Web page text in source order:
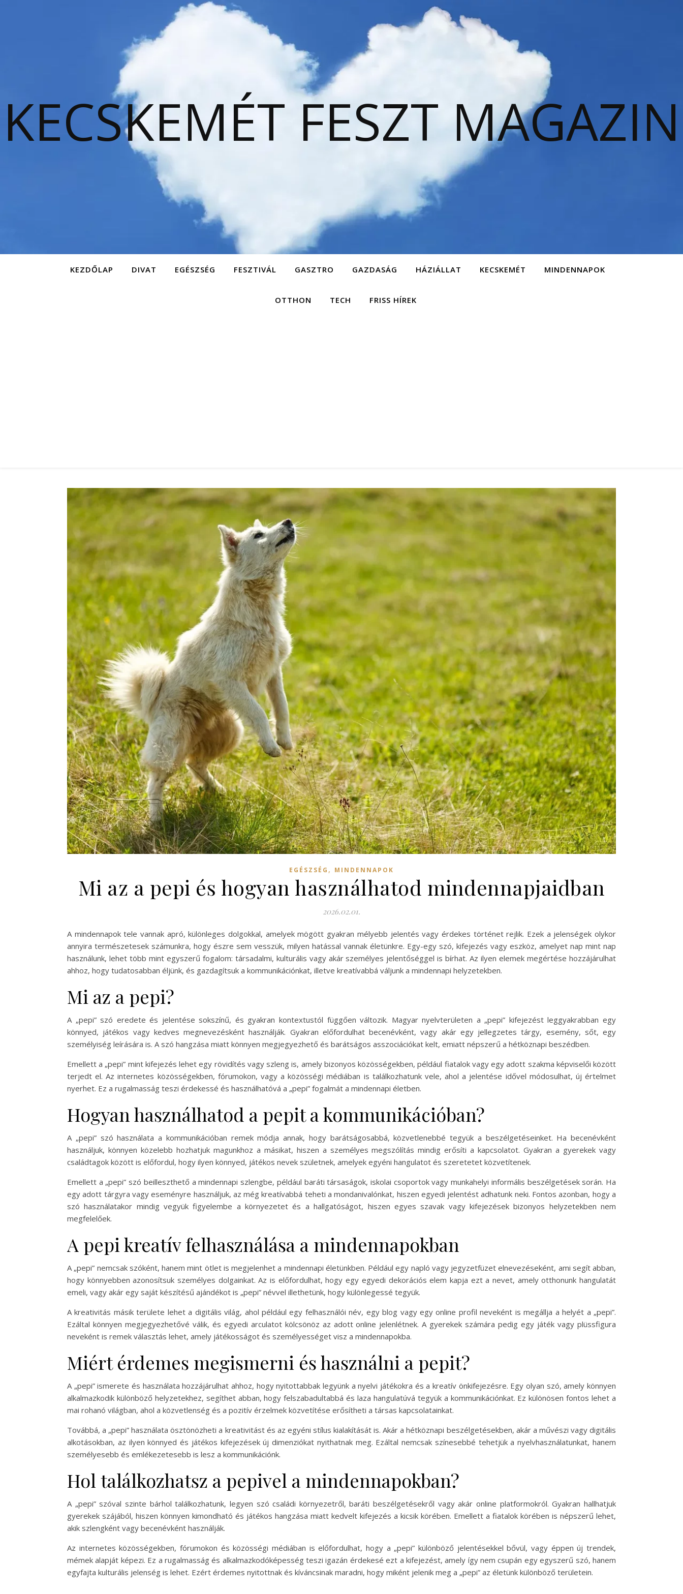
KECSKEMÉT FESZT MAGAZIN
KEZDŐLAP DIVAT EGÉSZSÉG FESZTIVÁL GASZTRO GAZDASÁG HÁZIÁLLAT KECSKEMÉT MINDENNAPOK
OTTHON TECH FRISS HÍREK
EGÉSZSÉG , MINDENNAPOK
Mi az a pepi és hogyan használhatod mindennapjaidban
2026.02.01.
A mindennapok tele vannak apró, különleges dolgokkal, amelyek mögött gyakran mélyebb jelentés vagy érdekes történet rejlik. Ezek a jelenségek olykor
annyira természetesek számunkra, hogy észre sem vesszük, milyen hatással vannak életünkre. Egy-egy szó, kifejezés vagy eszköz, amelyet nap mint nap
használunk, lehet több mint egyszerű fogalom: társadalmi, kulturális vagy akár személyes jelentőséggel is bírhat. Az ilyen elemek megértése hozzájárulhat
ahhoz, hogy tudatosabban éljünk, és gazdagítsuk a kommunikációnkat, illetve kreatívabbá váljunk a mindennapi helyzetekben.
Mi az a pepi?
A „pepi” szó eredete és jelentése sokszínű, és gyakran kontextustól függően változik. Magyar nyelvterületen a „pepi” kifejezést leggyakrabban egy
könnyed, játékos vagy kedves megnevezésként használják. Gyakran előfordulhat becenévként, vagy akár egy jellegzetes tárgy, esemény, sőt, egy
személyiség leírására is. A szó hangzása miatt könnyen megjegyezhető és barátságos asszociációkat kelt, emiatt népszerű a hétköznapi beszédben.
Emellett a „pepi” mint kifejezés lehet egy rövidítés vagy szleng is, amely bizonyos közösségekben, például fiatalok vagy egy adott szakma képviselői között
terjedt el. Az internetes közösségekben, fórumokon, vagy a közösségi médiában is találkozhatunk vele, ahol a jelentése idővel módosulhat, új értelmet
nyerhet. Ez a rugalmasság teszi érdekessé és használhatóvá a „pepi” fogalmát a mindennapi életben.
Hogyan használhatod a pepit a kommunikációban?
A „pepi” szó használata a kommunikációban remek módja annak, hogy barátságosabbá, közvetlenebbé tegyük a beszélgetéseinket. Ha becenévként
használjuk, könnyen közelebb hozhatjuk magunkhoz a másikat, hiszen a személyes megszólítás mindig erősíti a kapcsolatot. Gyakran a gyerekek vagy
családtagok között is előfordul, hogy ilyen könnyed, játékos nevek születnek, amelyek egyéni hangulatot és szeretetet közvetítenek.
Emellett a „pepi” szó beilleszthető a mindennapi szlengbe, például baráti társaságok, iskolai csoportok vagy munkahelyi informális beszélgetések során. Ha
egy adott tárgyra vagy eseményre használjuk, az még kreatívabbá teheti a mondanivalónkat, hiszen egyedi jelentést adhatunk neki. Fontos azonban, hogy a
szó használatakor mindig vegyük figyelembe a környezetet és a hallgatóságot, hiszen egyes szavak vagy kifejezések bizonyos helyzetekben nem
megfelelőek.
A pepi kreatív felhasználása a mindennapokban
A „pepi” nemcsak szóként, hanem mint ötlet is megjelenhet a mindennapi életünkben. Például egy napló vagy jegyzetfüzet elnevezéseként, ami segít abban,
hogy könnyebben azonosítsuk személyes dolgainkat. Az is előfordulhat, hogy egy egyedi dekorációs elem kapja ezt a nevet, amely otthonunk hangulatát
emeli, vagy akár egy saját készítésű ajándékot is „pepi” névvel illethetünk, hogy különlegessé tegyük.
A kreativitás másik területe lehet a digitális világ, ahol például egy felhasználói név, egy blog vagy egy online profil neveként is megállja a helyét a „pepi”.
Ezáltal könnyen megjegyezhetővé válik, és egyedi arculatot kölcsönöz az adott online jelenlétnek. A gyerekek számára pedig egy játék vagy plüssfigura
neveként is remek választás lehet, amely játékosságot és személyességet visz a mindennapokba.
Miért érdemes megismerni és használni a pepit?
A „pepi” ismerete és használata hozzájárulhat ahhoz, hogy nyitottabbak legyünk a nyelvi játékokra és a kreatív önkifejezésre. Egy olyan szó, amely könnyen
alkalmazkodik különböző helyzetekhez, segíthet abban, hogy felszabadultabbá és laza hangulatúvá tegyük a kommunikációnkat. Ez különösen fontos lehet a
mai rohanó világban, ahol a közvetlenség és a pozitív érzelmek közvetítése erősítheti a társas kapcsolatainkat.
Továbbá, a „pepi” használata ösztönözheti a kreativitást és az egyéni stílus kialakítását is. Akár a hétköznapi beszélgetésekben, akár a művészi vagy digitális
alkotásokban, az ilyen könnyed és játékos kifejezések új dimenziókat nyithatnak meg. Ezáltal nemcsak színesebbé tehetjük a nyelvhasználatunkat, hanem
személyesebb és emlékezetesebb is lesz a kommunikációnk.
Hol találkozhatsz a pepivel a mindennapokban?
A „pepi” szóval szinte bárhol találkozhatunk, legyen szó családi környezetről, baráti beszélgetésekről vagy akár online platformokról. Gyakran hallhatjuk
gyerekek szájából, hiszen könnyen kimondható és játékos hangzása miatt kedvelt kifejezés a kicsik körében. Emellett a fiatalok körében is népszerű lehet,
akik szlengként vagy becenévként használják.
Az internetes közösségekben, fórumokon és közösségi médiában is előfordulhat, hogy a „pepi” különböző jelentésekkel bővül, vagy éppen új trendek,
mémek alapját képezi. Ez a rugalmasság és alkalmazkodóképesség teszi igazán érdekesé ezt a kifejezést, amely így nem csupán egy egyszerű szó, hanem
egyfajta kulturális jelenség is lehet. Ezért érdemes nyitottnak és kíváncsinak maradni, hogy miként jelenik meg a „pepi” az életünk különböző területein.